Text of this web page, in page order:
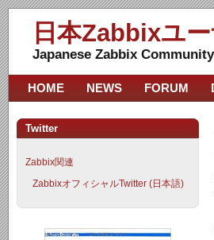
日本Zabbixユ
Japanese Zabbix Community
HOME NEWS FORUM
Twitter
Zabbix関連
ZabbixオフィシャルTwitter (日本語)